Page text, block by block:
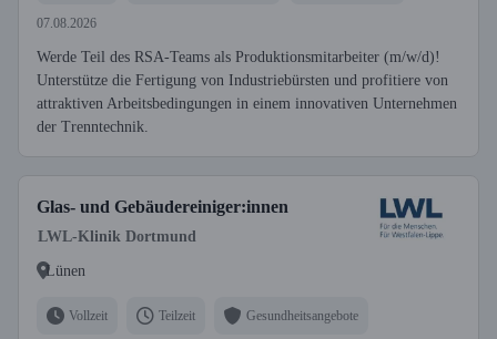
07.08.2026
Werde Teil des RSA-Teams als Produktionsmitarbeiter (m/w/d)!
Unterstütze die Fertigung von Industriebürsten und profitiere von
attraktiven Arbeitsbedingungen in einem innovativen Unternehmen
der Trenntechnik.
Glas- und Gebäudereiniger:innen
LWL-Klinik Dortmund
Lünen
Vollzeit Teilzeit Gesundheitsangebote